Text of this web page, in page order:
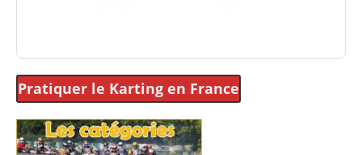
Pratiquer le Karting en France